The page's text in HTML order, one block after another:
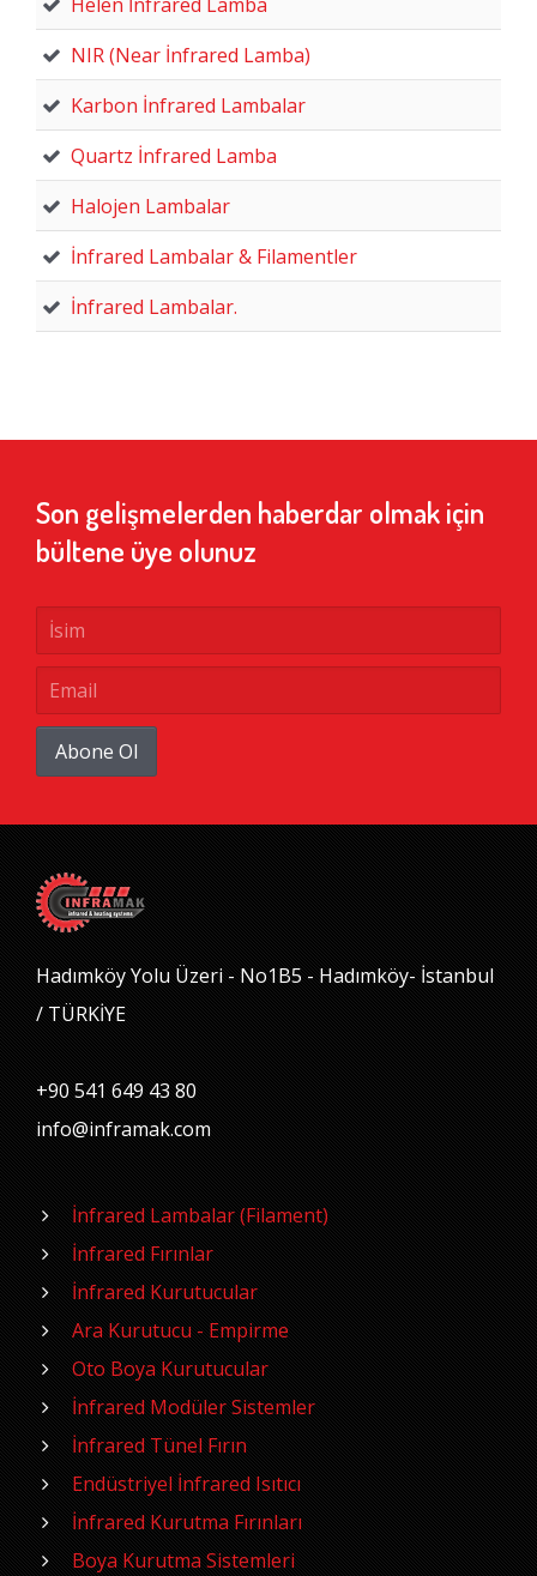
NIR (Near İnfrared Lamba)
Karbon İnfrared Lambalar
Quartz İnfrared Lamba
Halojen Lambalar
İnfrared Lambalar & Filamentler
İnfrared Lambalar.
Son gelişmelerden haberdar olmak için
bültene üye olunuz
Abone Ol
Hadımköy Yolu Üzeri - No1B5 - Hadımköy- İstanbul
/ TÜRKİYE
+90 541 649 43 80
info@inframak.com
İnfrared Lambalar (Filament)
İnfrared Fırınlar
İnfrared Kurutucular
Ara Kurutucu - Empirme
Oto Boya Kurutucular
İnfrared Modüler Sistemler
İnfrared Tünel Fırın
Endüstriyel İnfrared Isıtıcı
İnfrared Kurutma Fırınları
Boya Kurutma Sistemleri